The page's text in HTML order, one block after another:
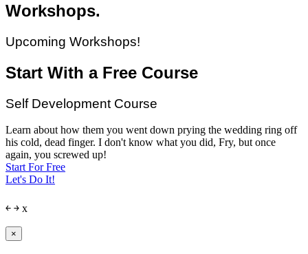
Workshops.
Upcoming Workshops!
Start With a Free Course
Self Development Course
Learn about how them you went down prying the wedding ring off
his cold, dead finger. I don't know what you did, Fry, but once
again, you screwed up!
Start For Free
Let's Do It!
￩ ￫ x
×